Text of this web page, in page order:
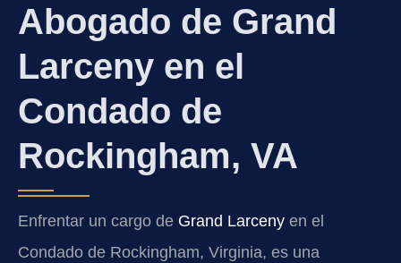
Abogado de Grand
Larceny en el
Condado de
Rockingham, VA
Enfrentar un cargo de Grand Larceny en el
Condado de Rockingham, Virginia, es una